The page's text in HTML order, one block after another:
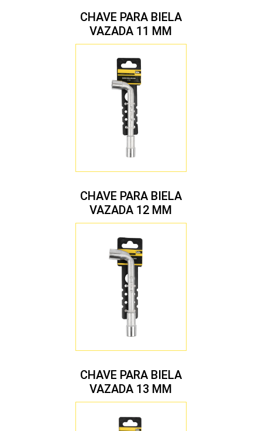
CHAVE PARA BIELA
VAZADA 11 MM
CHAVE PARA BIELA
VAZADA 12 MM
CHAVE PARA BIELA
VAZADA 13 MM